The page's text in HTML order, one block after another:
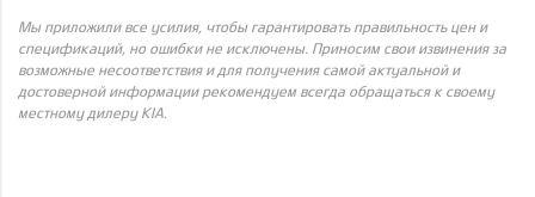
Мы приложили все усилия, чтобы гарантировать правильность цен и
спецификаций, но ошибки не исключены. Приносим свои извинения за
возможные несоответствия и для получения самой актуальной и
достоверной информации рекомендуем всегда обращаться к своему
местному дилеру KIA.